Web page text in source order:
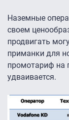
Наземные
своем
продвигать
приманки для
промотариф на
удваивается.